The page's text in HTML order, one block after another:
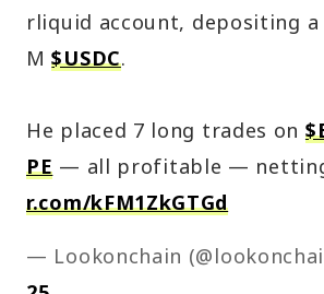
rliquid account, depositing
M$USDC.
He placed 7 long trades on
PE — all profitable —
r.com/kFM1ZkGTGd
— Lookonchain